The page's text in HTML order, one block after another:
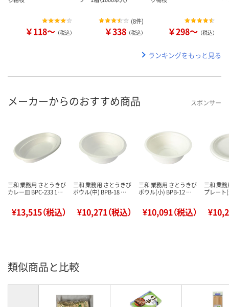
￥118～ （税込）
(8件)
￥338 （税込） ￥298～ （税込）
ランキングをもっと見る
メーカーからのおすすめ商品 スポンサー
三和 業務用 さとうきび
カレー皿 BPC-233 1…
¥13,515（税込）
三和 業務用 さとうきび
ボウル(中) BPB-18 …
¥10,271（税込）
三和 業務用 さとうきび
ボウル(小) BPB-12 …
¥10,091（税込）
三和 業
プレー
類似商品と比較